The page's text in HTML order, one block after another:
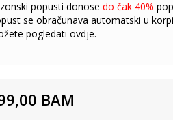
popusti donose do čak 40%
se obračunava automatski u
pogledati ovdje.
BAM